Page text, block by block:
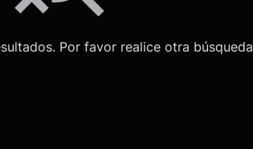
Por favor realice otra búsqueda